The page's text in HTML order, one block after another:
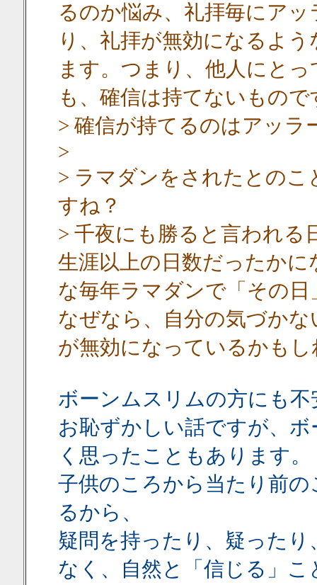
るのか悩み、礼拝毎にア
り、礼拝が無効になるよ
ます。つまり、他人にと
も、確信は持てないもので
> 確信が持てるのはアッラ
>
> ラマダンをされたとの
すね？
> 千夜にも勝ると言われる
生涯以上の日数だったか
な毎年ラマダンで「その
なぜなら、自分の気づか
が無効になっているかも
ボーンムスリムの方にも
お恥ずかしい話ですが、
く思ったこともあります。
子供のころから当たり前
るから、
疑問を持ったり、疑った
なく、自然と「信じる」